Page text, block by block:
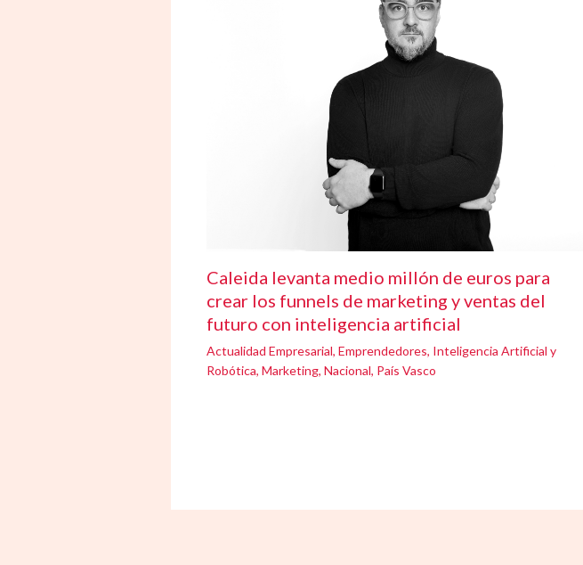
Caleida levanta medio millón de euros para
crear los funnels de marketing y ventas del
futuro con inteligencia artificial
Actualidad Empresarial, Emprendedores, Inteligencia Artificial y
Robótica, Marketing, Nacional, País Vasco